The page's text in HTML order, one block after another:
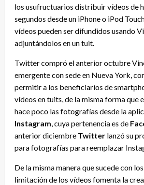
los usufructuarios distribuir vídeos de
segundos desde un iPhone o iPod
vídeos pueden ser difundidos usando
adjuntándolos en un tuit.
Twitter compró el anterior octubre
emergente con sede en Nueva York,
permitir a los beneficiarios de
vídeos en tuits, de la misma forma que
hace poco las fotografías desde la
Instagram, cuya pertenencia es de
anterior diciembre Twitter lanzó su
para fotografías para reemplazar
De la misma manera que sucede con
limitación de los vídeos fomenta la